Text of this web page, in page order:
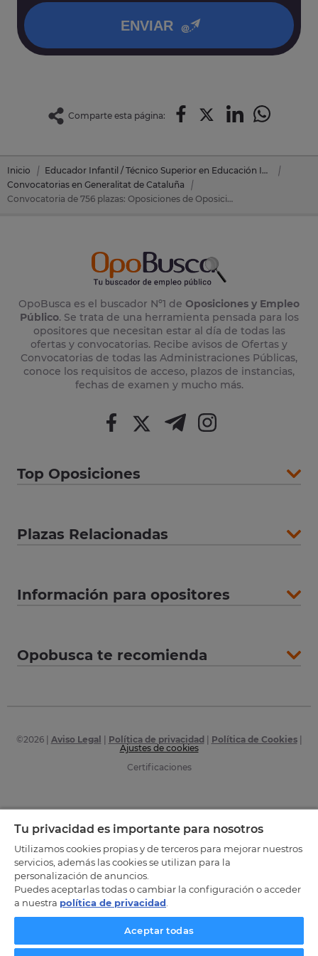
ENVIAR
Comparte esta página:
Inicio
Educador Infantil / Técnico Superior en Educación Infantil
Convocatorias en Generalitat de Cataluña
Convocatoria de 756 plazas: Oposiciones de Oposiciones Educación Infantil en Generalitat de Cataluña
OpoBusca es el buscador Nº1 de Oposiciones y Empleo
Público. Se trata de una herramienta pensada para los
opositores que necesitan estar al día de todas las
ofertas y convocatorias. Recibe avisos de Ofertas y
Convocatorias de todas las Administraciones Públicas,
conoce los requisitos de acceso, plazos de instancias,
fechas de examen y mucho más.
Top Oposiciones
Plazas Relacionadas
Información para opositores
Opobusca te recomienda
©2026| Aviso Legal Política de privacidad Política de Cookies|
Ajustes de cookies
Certificaciones
Tu privacidad es importante para nosotros
Utilizamos cookies propias y de terceros para mejorar nuestros
servicios, además las cookies se utilizan para la
personalización de anuncios.
Puedes aceptarlas todas o cambiar la configuración o acceder
a nuestra política de privacidad
Aceptar todas